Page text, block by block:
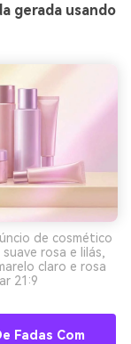
gerada usando
de cosmético
rosa e lilás,
claro e rosa
21:9
Fadas Com